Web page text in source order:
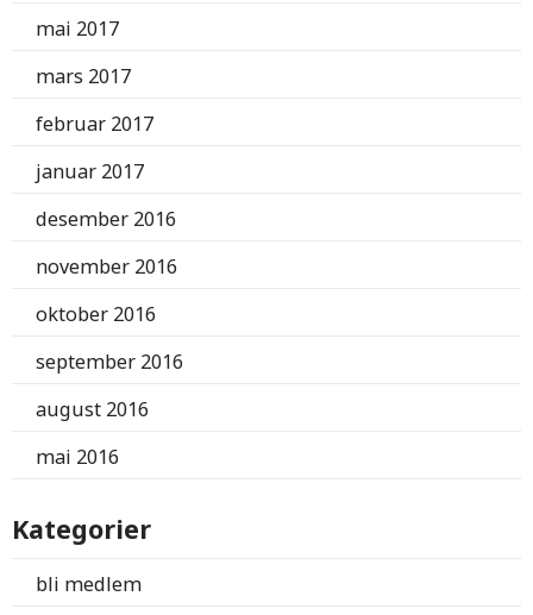
mai 2017
mars 2017
februar 2017
januar 2017
desember 2016
november 2016
oktober 2016
september 2016
august 2016
mai 2016
Kategorier
bli medlem